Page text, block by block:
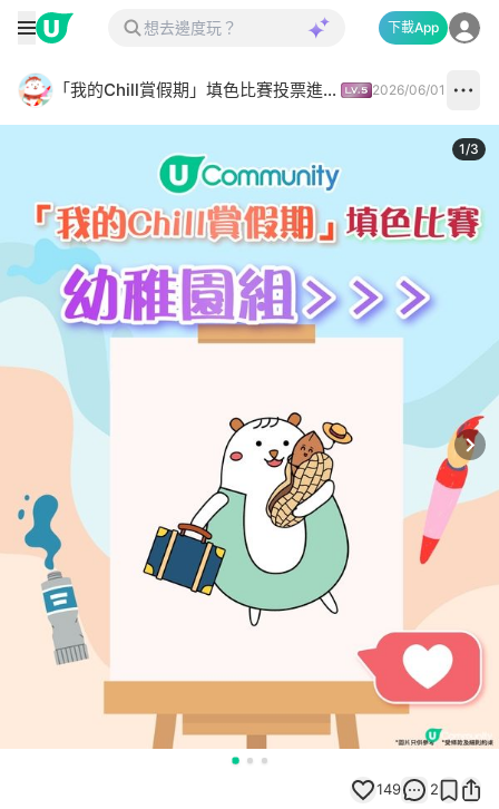
下載App
「我的Chill賞假期」填色比賽投票進行中✅ 2026/06/01
1/3
149 2